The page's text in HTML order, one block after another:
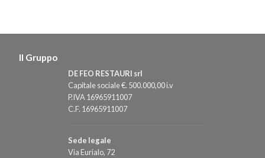
Il Gruppo
DE FEO RESTAURI srl
Capitale sociale €. 500.000,00 i.v
P.IVA 16965911007
C.F. 16965911007
Sede legale
Via Eurialo, 72